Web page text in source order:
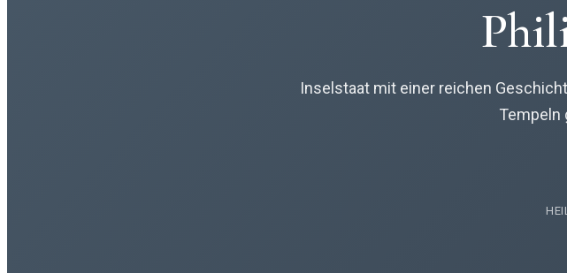
Inselstaat mit einer reichen
Tempeln